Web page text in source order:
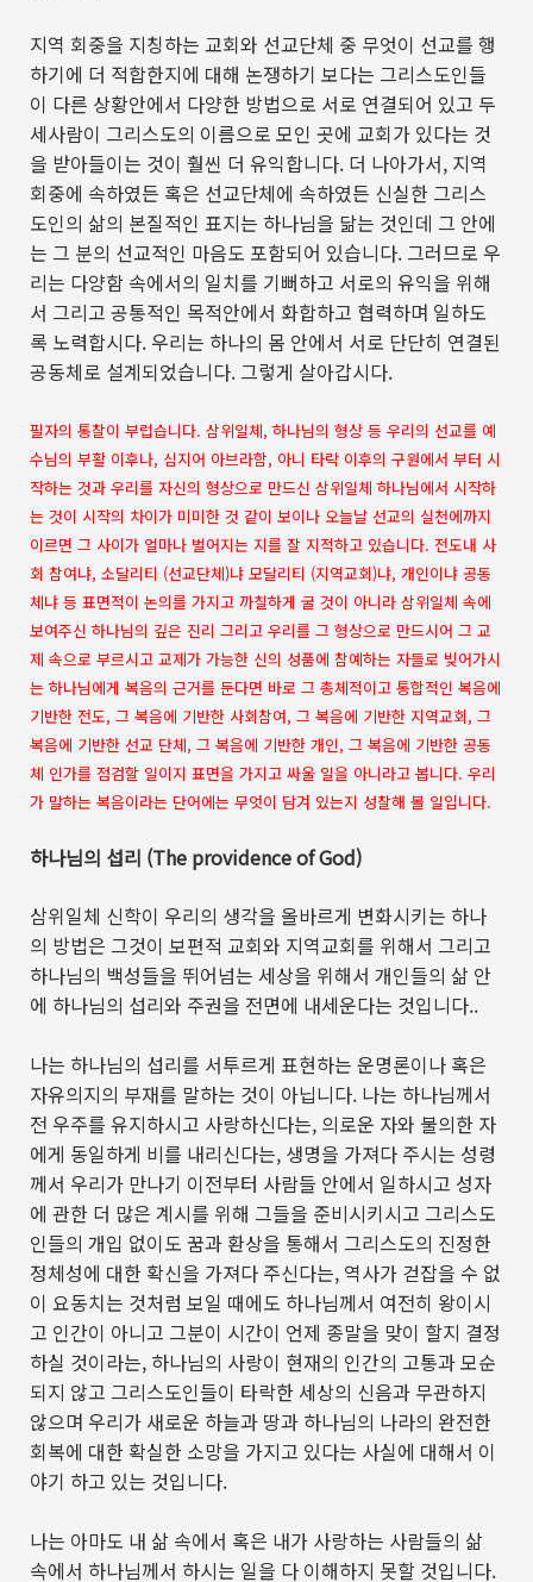
지역 회중을 지칭하는 교회와 선교단체 중 무엇이 선교를 행
하기에 더 적합한지에 대해 논쟁하기 보다는 그리스도인들
이 다른 상황안에서 다양한 방법으로 서로 연결되어 있고 두
세사람이 그리스도의 이름으로 모인 곳에 교회가 있다는 것
을 받아들이는 것이 훨씬 더 유익합니다. 더 나아가서, 지역
회중에 속하였든 혹은 선교단체에 속하였든 신실한 그리스
도인의 삶의 본질적인 표지는 하나님을 닮는 것인데 그 안에
는 그 분의 선교적인 마음도 포함되어 있습니다. 그러므로 우
리는 다양함 속에서의 일치를 기뻐하고 서로의 유익을 위해
서 그리고 공통적인 목적안에서 화합하고 협력하며 일하도
록 노력합시다. 우리는 하나의 몸 안에서 서로 단단히 연결된
공동체로 설계되었습니다. 그렇게 살아갑시다.
필자의 통찰이 부럽습니다. 삼위일체, 하나님의 형상 등 우리의 선교를 예
수님의 부활 이후나, 심지어 아브라함, 아니 타락 이후의 구원에서 부터 시
작하는 것과 우리를 자신의 형상으로 만드신 삼위일체 하나님에서 시작하
는 것이 시작의 차이가 미미한 것 같이 보이나 오늘날 선교의 실천에까지
이르면 그 사이가 얼마나 벌어지는 지를 잘 지적하고 있습니다. 전도내 사
회 참여냐, 소달리티 (선교단체)냐 모달리티 (지역교회)냐, 개인이냐 공동
체냐 등 표면적이 논의를 가지고 까칠하게 굴 것이 아니라 삼위일체 속에
보여주신 하나님의 깊은 진리 그리고 우리를 그 형상으로 만드시어 그 교
제 속으로 부르시고 교제가 가능한 신의 성품에 참예하는 자들로 빚어가시
는 하나님에게 복음의 근거를 둔다면 바로 그 총체적이고 통합적인 복음에
기반한 전도, 그 복음에 기반한 사회참여, 그 복음에 기반한 지역교회, 그
복음에 기반한 선교 단체, 그 복음에 기반한 개인, 그 복음에 기반한 공동
체 인가를 점검할 일이지 표면을 가지고 싸울 일을 아니라고 봅니다. 우리
가 말하는 복음이라는 단어에는 무엇이 담겨 있는지 성찰해 볼 일입니다.
하나님의 섭리 (The providence of God)
삼위일체 신학이 우리의 생각을 올바르게 변화시키는 하나
의 방법은 그것이 보편적 교회와 지역교회를 위해서 그리고
하나님의 백성들을 뛰어넘는 세상을 위해서 개인들의 삶 안
에 하나님의 섭리와 주권을 전면에 내세운다는 것입니다..
나는 하나님의 섭리를 서투르게 표현하는 운명론이나 혹은
자유의지의 부재를 말하는 것이 아닙니다. 나는 하나님께서
전 우주를 유지하시고 사랑하신다는, 의로운 자와 불의한 자
에게 동일하게 비를 내리신다는, 생명을 가져다 주시는 성령
께서 우리가 만나기 이전부터 사람들 안에서 일하시고 성자
에 관한 더 많은 계시를 위해 그들을 준비시키시고 그리스도
인들의 개입 없이도 꿈과 환상을 통해서 그리스도의 진정한
정체성에 대한 확신을 가져다 주신다는, 역사가 걷잡을 수 없
이 요동치는 것처럼 보일 때에도 하나님께서 여전히 왕이시
고 인간이 아니고 그분이 시간이 언제 종말을 맞이 할지 결정
하실 것이라는, 하나님의 사랑이 현재의 인간의 고통과 모순
되지 않고 그리스도인들이 타락한 세상의 신음과 무관하지
않으며 우리가 새로운 하늘과 땅과 하나님의 나라의 완전한
회복에 대한 확실한 소망을 가지고 있다는 사실에 대해서 이
야기 하고 있는 것입니다.
나는 아마도 내 삶 속에서 혹은 내가 사랑하는 사람들의 삶
속에서 하나님께서 하시는 일을 다 이해하지 못할 것입니다.